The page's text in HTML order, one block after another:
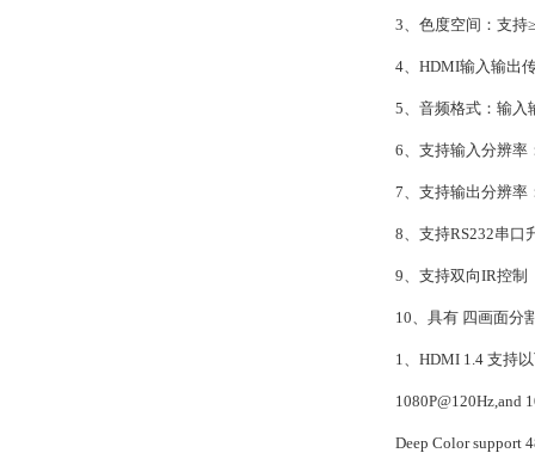
3、色度空间：支持
4、 HDMI输入输出
5、音频格式：输入
6、支持输入分辨率
7、支持输出分辨率
8、支持RS232串口
9、支持双向IR控制
10、具有 四画面分
1、 HDMI 1.4 支持
1080P@120Hz,and
Deep Color support